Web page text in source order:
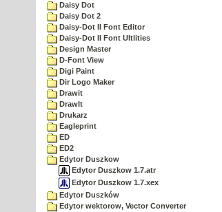
Daisy Dot
Daisy Dot 2
Daisy-Dot II Font Editor
Daisy-Dot II Font Ultlities
Design Master
D-Font View
Digi Paint
Dir Logo Maker
Drawit
DrawIt
Drukarz
Eagleprint
ED
ED2
Edytor Duszkow
Edytor Duszkow 1.7.atr
Edytor Duszkow 1.7.xex
Edytor Duszków
Edytor wektorow, Vector Converter